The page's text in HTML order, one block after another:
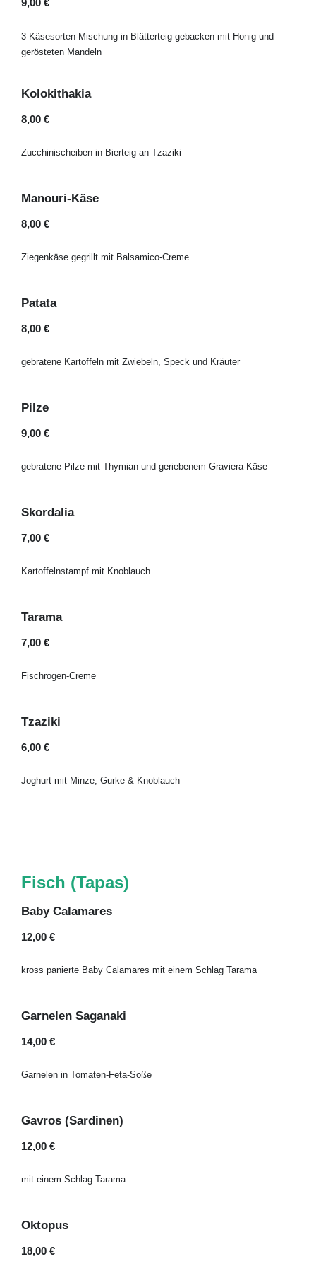
9,00 €
3 Käsesorten-Mischung in Blätterteig gebacken mit Honig und
gerösteten Mandeln
Kolokithakia
8,00 €
Zucchinischeiben in Bierteig an Tzaziki
Manouri-Käse
8,00 €
Ziegenkäse gegrillt mit Balsamico-Creme
Patata
8,00 €
gebratene Kartoffeln mit Zwiebeln, Speck und Kräuter
Pilze
9,00 €
gebratene Pilze mit Thymian und geriebenem Graviera-Käse
Skordalia
7,00 €
Kartoffelnstampf mit Knoblauch
Tarama
7,00 €
Fischrogen-Creme
Tzaziki
6,00 €
Joghurt mit Minze, Gurke & Knoblauch
Fisch (Tapas)
Baby Calamares
12,00 €
kross panierte Baby Calamares mit einem Schlag Tarama
Garnelen Saganaki
14,00 €
Garnelen in Tomaten-Feta-Soße
Gavros (Sardinen)
12,00 €
mit einem Schlag Tarama
Oktopus
18,00 €